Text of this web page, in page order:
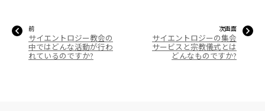
前
サイエントロジー教会の
中ではどんな活動が行わ
れているのですか?
次画面
サイエントロジーの集会
サービスと宗教儀式とは
どんなものですか?